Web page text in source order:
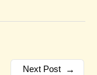
Next Post →